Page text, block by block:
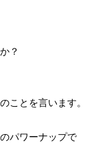
？
ことを言います。
パワーナップで